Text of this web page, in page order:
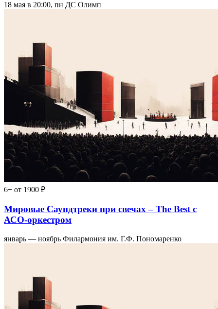
18 мая в 20:00, пн ДС Олимп
6+ от 1900 ₽
Мировые Саундтреки при свечах – The Best с
АСО-оркестром
январь — ноябрь Филармония им. Г.Ф. Пономаренко